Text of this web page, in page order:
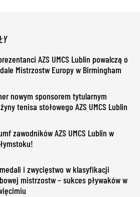
AZS UMCS Lublin powalczą o
Mistrzostw Europy w Birmingham
nowym sponsorem tytularnym
tenisa stołowego AZS UMCS Lublin
zawodników AZS UMCS Lublin w
i zwycięstwo w klasyfikacji
mistrzostw – sukces pływaków w